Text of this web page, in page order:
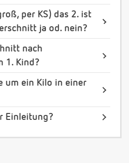
per KS) das 2. ist
ja od. nein?
nach
1. Kind?
um ein Kilo in einer
Einleitung?